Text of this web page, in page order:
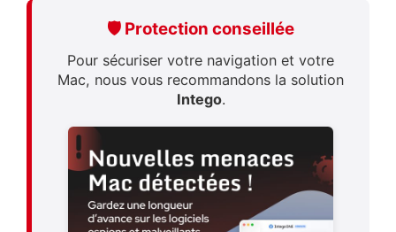
🛡️ Protection conseillée
Pour sécuriser votre navigation et votre
Mac, nous vous recommandons la solution
Intego.